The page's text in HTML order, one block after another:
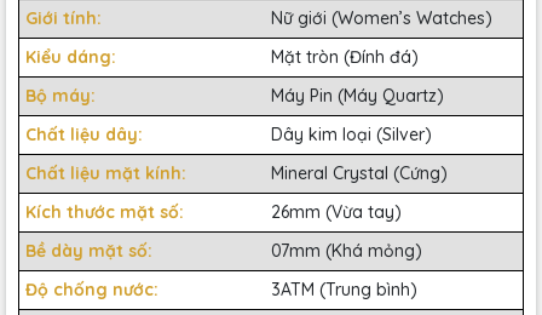
Giới tính:
Nữ giới (Women’s Watches)
Kiểu dáng:
Mặt tròn (Đính đá)
Bộ máy:
Máy Pin (Máy Quartz)
Chất liệu dây:
Dây kim loại (Silver)
Chất liệu mặt kính:
Mineral Crystal (Cứng)
Kích thước mặt số:
26mm (Vừa tay)
Bề dày mặt số:
07mm (Khá mỏng)
Độ chống nước:
3ATM (Trung bình)